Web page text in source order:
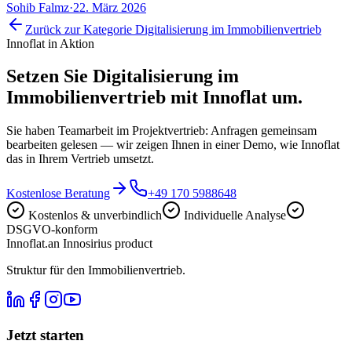
Sohib Falmz·22. März 2026
Zurück zur Kategorie Digitalisierung im Immobilienvertrieb
Innoflat in Aktion
Setzen Sie Digitalisierung im
Immobilienvertrieb mit Innoflat um.
Sie haben Teamarbeit im Projektvertrieb: Anfragen gemeinsam
bearbeiten gelesen — wir zeigen Ihnen in einer Demo, wie Innoflat
das in Ihrem Vertrieb umsetzt.
Kostenlose Beratung
+49 170 5988648
Kostenlos & unverbindlich
Individuelle Analyse
DSGVO-konform
Innoflat.an Innosirius product
Struktur für den Immobilienvertrieb.
Jetzt starten